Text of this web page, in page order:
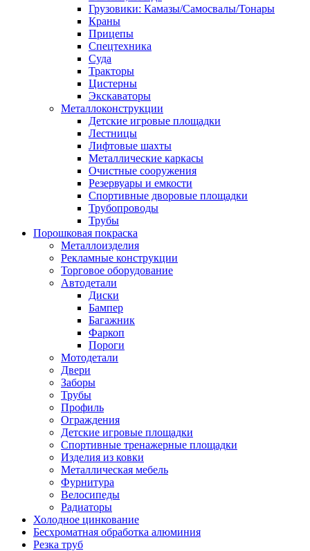
Грузовики: Камазы/Самосвалы/Тонары
Краны
Прицепы
Спецтехника
Суда
Тракторы
Цистерны
Экскаваторы
Металлоконструкции
Детские игровые площадки
Лестницы
Лифтовые шахты
Металлические каркасы
Очистные сооружения
Резервуары и емкости
Спортивные дворовые площадки
Трубопроводы
Трубы
Порошковая покраска
Металлоизделия
Рекламные конструкции
Торговое оборудование
Автодетали
Диски
Бампер
Багажник
Фаркоп
Пороги
Мотодетали
Двери
Заборы
Трубы
Профиль
Ограждения
Детские игровые площадки
Спортивные тренажерные площадки
Изделия из ковки
Металлическая мебель
Фурнитура
Велосипеды
Радиаторы
Холодное цинкование
Бесхроматная обработка алюминия
Резка труб